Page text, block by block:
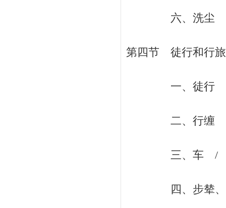
六、洗尘 /
第四节 徒行和行
一、徒行 /
二、行缠 /
三、车 /
四、步辇、